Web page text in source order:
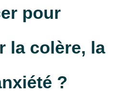
pour
la colère, la
?